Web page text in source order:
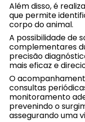
Além disso, é
que permite
corpo do animal.
A possibilidade de
complementares
precisão
mais eficaz e
O
consultas
monitoramento
prevenindo o
assegurando uma